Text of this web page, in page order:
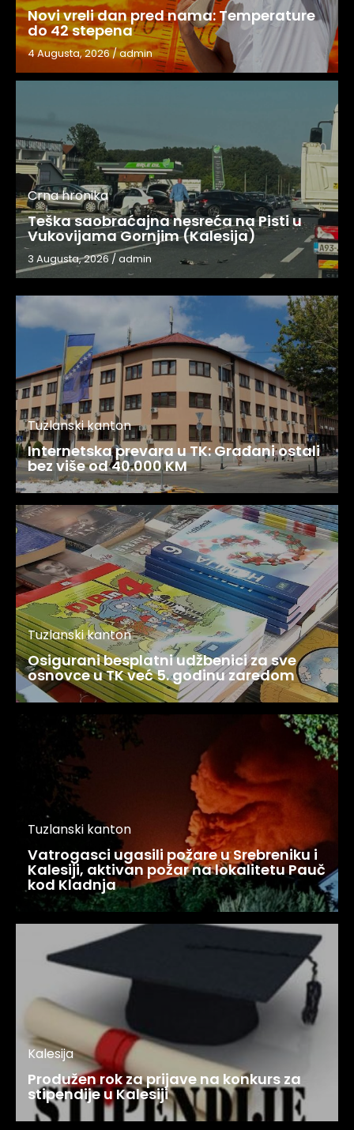
Novi vreli dan pred nama: Temperature
do 42 stepena
4 Augusta, 2026/admin
Crna hronika
Teška saobraćajna nesreća na Pisti u
Vukovijama Gornjim (Kalesija)
3 Augusta, 2026/admin
Tuzlanski kanton
Internetska prevara u TK: Građani ostali
bez više od 40.000 KM
Tuzlanski kanton
Osigurani besplatni udžbenici za sve
osnovce u TK već 5. godinu zaredom
Tuzlanski kanton
Vatrogasci ugasili požare u Srebreniku i
Kalesiji, aktivan požar na lokalitetu Pauč
kod Kladnja
Kalesija
Produžen rok za prijave na konkurs za
stipendije u Kalesiji